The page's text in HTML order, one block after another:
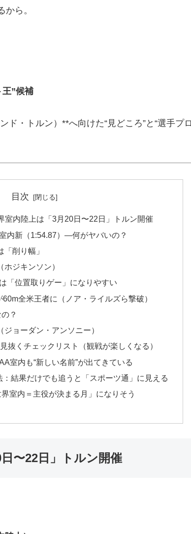
から。
”候補
・トルン）**へ向けた“見どころ”と“選手プ
目次
室内陸上は「3月20日〜22日」トルン開催
内新（1:54.87）—何がヤバいの？
削り幅」
ジキンソン）
「位置取りゲー」になりやすい
全米王者に（ノア・ライルズら撃破）
？
ョーダン・アンソニー）
抜くチェックリスト（観戦が楽しくなる）
室内も“新しい名前”が出てきている
結果だけでも追うと「スポーツ通」に見える
室内＝主役が決まる月」になりそう
〜22日」トルン開催